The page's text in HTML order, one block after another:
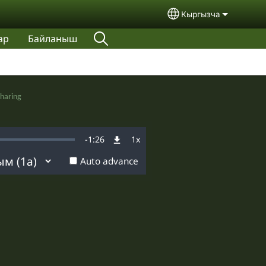
Select your
Кыргызча
Байланыш
: Remaining
Time
-1:26 1xPlayback
Auto advance